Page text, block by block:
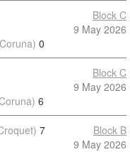
0
Block C
9 May 2026
6
Block C
9 May 2026
7
Block B
9 May 2026